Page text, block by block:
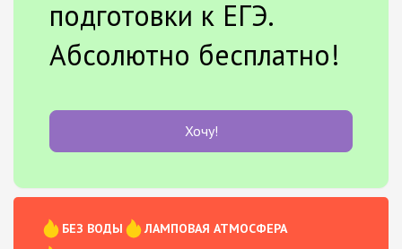
подготовки к ЕГЭ.
Абсолютно бесплатно!
Хочу!
БЕЗ ВОДЫ
ЛАМПОВАЯ АТМОСФЕРА